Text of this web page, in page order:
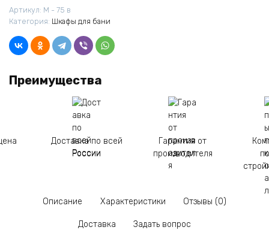
Артикул: М - 75 в
Категория: Шкафы для бани
Преимущества
Доставка по всей
России
Гарантия от
производителя
Описание Характеристики Отзывы (0)
Доставка Задать вопрос